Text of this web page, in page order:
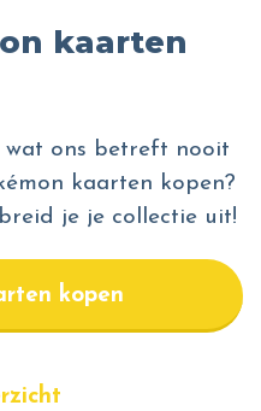
kaarten
wat ons betreft nooit
kaarten kopen?
je je collectie uit!
kopen